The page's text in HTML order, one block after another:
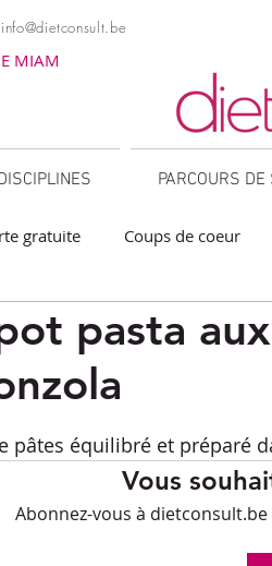
info@dietconsult.be
MIAM
PARCOURS
gratuite Coups de coeur
/ Plancha Collations
Petits-déjeuners
pasta
étoiles sur 5.
pâtes équilibré et préparé
Vous
Abonnez-vous à